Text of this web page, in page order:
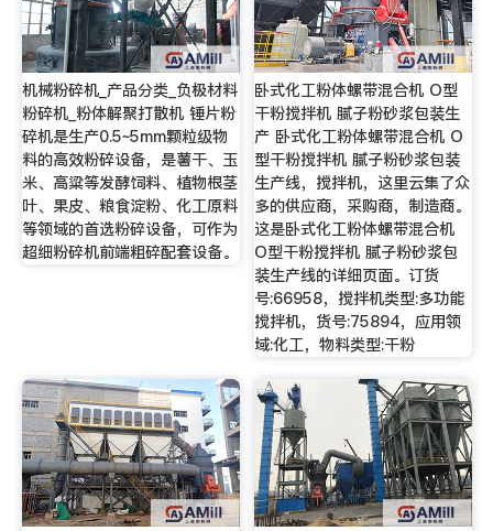
机械粉碎机_产品分类_负极材料
粉碎机_粉体解聚打散机 锤片粉
碎机是生产0.5~5mm颗粒级物
料的高效粉碎设备，是薯干、玉
米、高粱等发酵饲料、植物根茎
叶、果皮、粮食淀粉、化工原料
等领域的首选粉碎设备，可作为
超细粉碎机前端粗碎配套设备。
卧式化工粉体螺带混合机 O型
干粉搅拌机 腻子粉砂浆包装生
产 卧式化工粉体螺带混合机 O
型干粉搅拌机 腻子粉砂浆包装
生产线，搅拌机，这里云集了众
多的供应商，采购商，制造商。
这是卧式化工粉体螺带混合机
O型干粉搅拌机 腻子粉砂浆包
装生产线的详细页面。订货
号:66958，搅拌机类型:多功能
搅拌机，货号:75894，应用领
域:化工，物料类型:干粉